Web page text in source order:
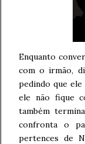
Enquanto
com o irmão,
pedindo que ele
ele não fique
também
confronta o
pertences de